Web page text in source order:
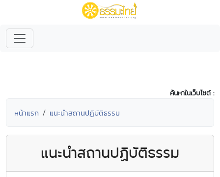
ค้นหาในเว็บไซต์ :
หน้าแรก แนะนำสถานปฏิบัติธรรม
แนะนำสถานปฏิบัติธรรม